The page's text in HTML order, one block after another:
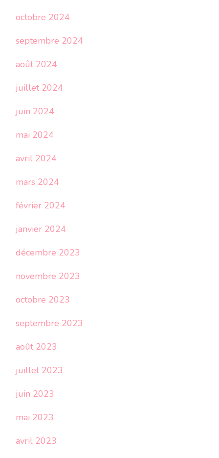
octobre 2024
septembre 2024
août 2024
juillet 2024
juin 2024
mai 2024
avril 2024
mars 2024
février 2024
janvier 2024
décembre 2023
novembre 2023
octobre 2023
septembre 2023
août 2023
juillet 2023
juin 2023
mai 2023
avril 2023